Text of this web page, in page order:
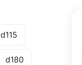
d115
d180